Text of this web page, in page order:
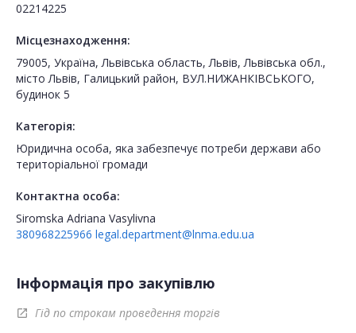
02214225
Місцезнаходження:
79005, Україна, Львівська область, Львів, Львівська обл.,
місто Львів, Галицький район, ВУЛ.НИЖАНКІВСЬКОГО,
будинок 5
Категорія:
Юридична особа, яка забезпечує потреби держави або
територіальної громади
Контактна особа:
Siromska Adriana Vasylivna
380968225966 legal.department@lnma.edu.ua
Інформація про закупівлю
open_in_new Гід по строкам проведення торгів